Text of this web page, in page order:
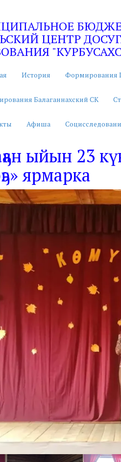
ЦЕНТР
История Формирования
Балаганнахский СК
Афиша
ыйын 23
ярмарка